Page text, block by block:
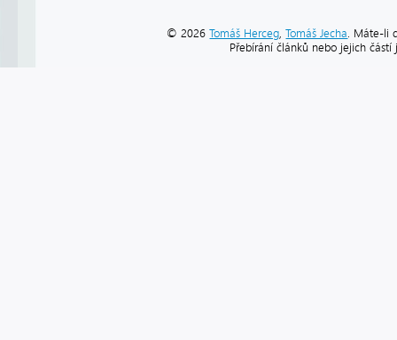
© 2026Tomáš Herceg,Tomáš Jecha. Máte-li
Přebírání článků nebo jejich